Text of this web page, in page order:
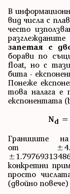
В
вид числа с
често
запетая с
борави по
float, но с
бита -
Понеже
това налага е
експонентата
Nd =
Границите
от
конкретни
просто
(двойно